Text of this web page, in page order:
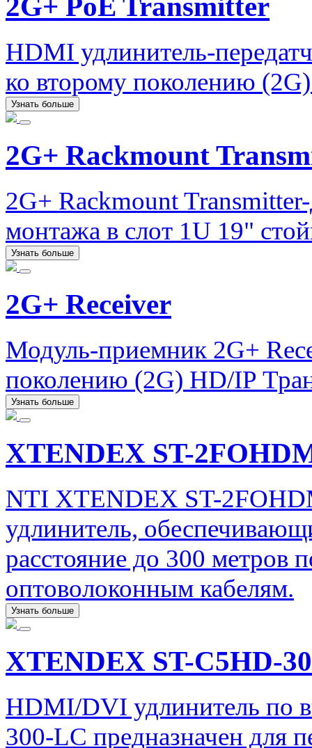
2G+ PoE Transmitter
HDMI удлинитель-
ко второму поколению
Узнать больше
2G+ Rackmount
2G+ Rackmount
монтажа в слот 1U 19"
Узнать больше
2G+ Receiver
Модуль-приемник 2G+
поколению (2G) HD/IP
Узнать больше
XTENDEX ST-
NTI XTENDEX ST-
удлинитель,
расстояние до 300 метров
оптоволоконным кабелям.
Узнать больше
XTENDEX ST-C5HD-
HDMI/DVI удлинитель по
300-LC предназначен для